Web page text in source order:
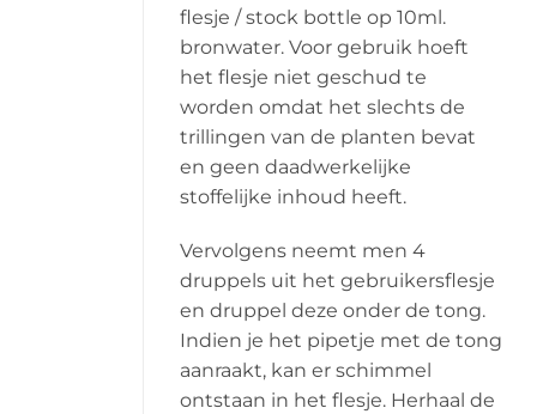
flesje / stock bottle op 10ml.
bronwater. Voor gebruik hoeft
het flesje niet geschud te
worden omdat het slechts de
trillingen van de planten bevat
en geen daadwerkelijke
stoffelijke inhoud heeft.
Vervolgens neemt men 4
druppels uit het gebruikersflesje
en druppel deze onder de tong.
Indien je het pipetje met de tong
aanraakt, kan er schimmel
ontstaan in het flesje. Herhaal de